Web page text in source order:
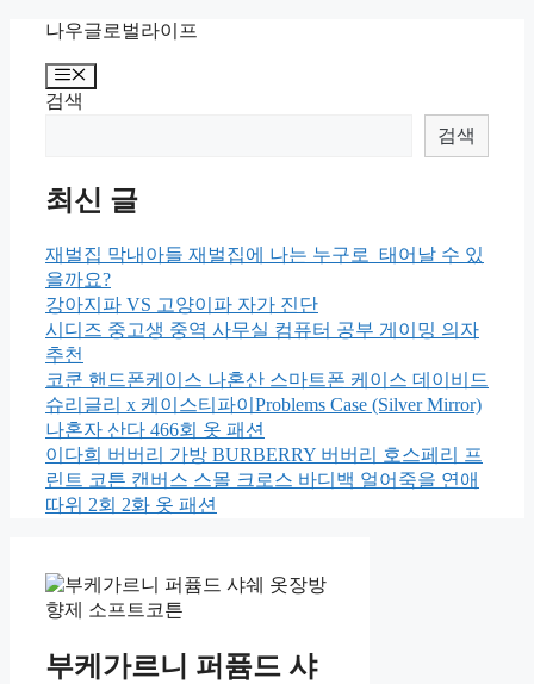
content
나우글로벌라이프
Menu
검색
검색
최신 글
재벌집 막내아들 재벌집에 나는 누구로 태어날 수 있
을까요?
강아지파 VS 고양이파 자가 진단
시디즈 중고생 중역 사무실 컴퓨터 공부 게이밍 의자
추천
코쿤 핸드폰케이스 나혼산 스마트폰 케이스 데이비드
슈리글리 x 케이스티파이Problems Case (Silver Mirror)
나혼자 산다 466회 옷 패션
이다희 버버리 가방 BURBERRY 버버리 호스페리 프
린트 코튼 캔버스 스몰 크로스 바디백 얼어죽을 연애
따위 2회 2화 옷 패션
부케가르니 퍼퓸드 샤